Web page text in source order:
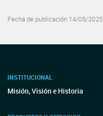
Fecha de publicación 14/05/2025
INSTITUCIONAL
Misión, Visión e Historia